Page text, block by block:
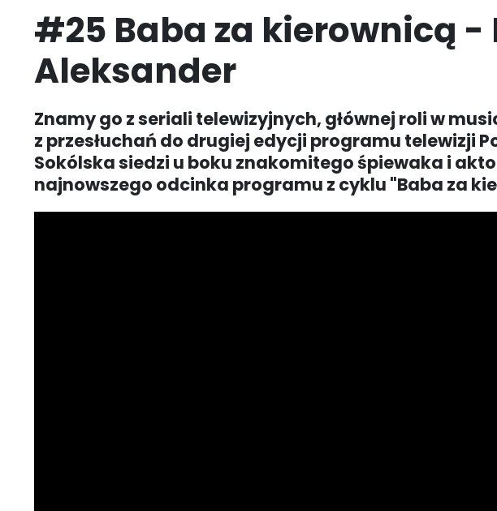
#25 Baba za kierownicą -
Aleksander
Znamy go z seriali telewizyjnych, głównej roli w
z przesłuchań do drugiej edycji programu telewizji
Sokólska siedzi u boku znakomitego śpiewaka i
najnowszego odcinka programu z cyklu "Baba za